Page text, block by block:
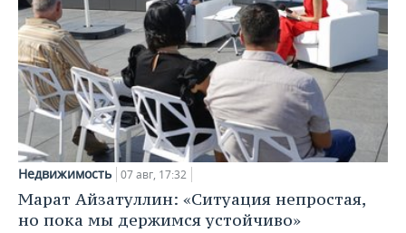
Недвижимость 07 авг, 17:32
Марат Айзатуллин: «Ситуация непростая,
но пока мы держимся устойчиво»